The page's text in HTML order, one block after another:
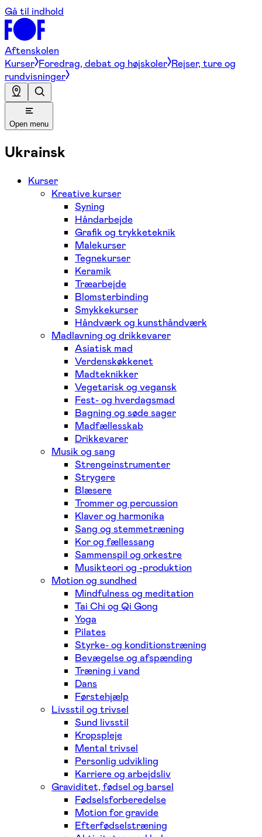
Gå til indhold
Aftenskolen
Kurser Foredrag, debat og højskoler Rejser, ture og
rundvisninger
Open menu
Ukrainsk
Kurser
Kreative kurser
Syning
Håndarbejde
Grafik og trykketeknik
Malekurser
Tegnekurser
Keramik
Træarbejde
Blomsterbinding
Smykkekurser
Håndværk og kunsthåndværk
Madlavning og drikkevarer
Asiatisk mad
Verdenskøkkenet
Madteknikker
Vegetarisk og vegansk
Fest- og hverdagsmad
Bagning og søde sager
Madfællesskab
Drikkevarer
Musik og sang
Strengeinstrumenter
Strygere
Blæsere
Trommer og percussion
Klaver og harmonika
Sang og stemmetræning
Kor og fællessang
Sammenspil og orkestre
Musikteori og -produktion
Motion og sundhed
Mindfulness og meditation
Tai Chi og Qi Gong
Yoga
Pilates
Styrke- og konditionstræning
Bevægelse og afspænding
Træning i vand
Dans
Førstehjælp
Livsstil og trivsel
Sund livsstil
Kropspleje
Mental trivsel
Personlig udvikling
Karriere og arbejdsliv
Graviditet, fødsel og barsel
Fødselsforberedelse
Motion for gravide
Efterfødselstræning